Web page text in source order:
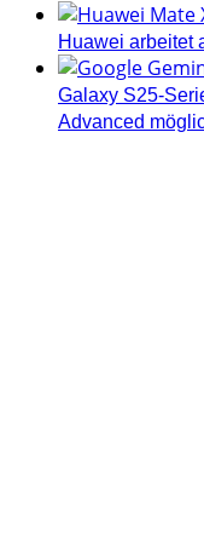
Huawei arbeitet
Galaxy S25-
Advanced